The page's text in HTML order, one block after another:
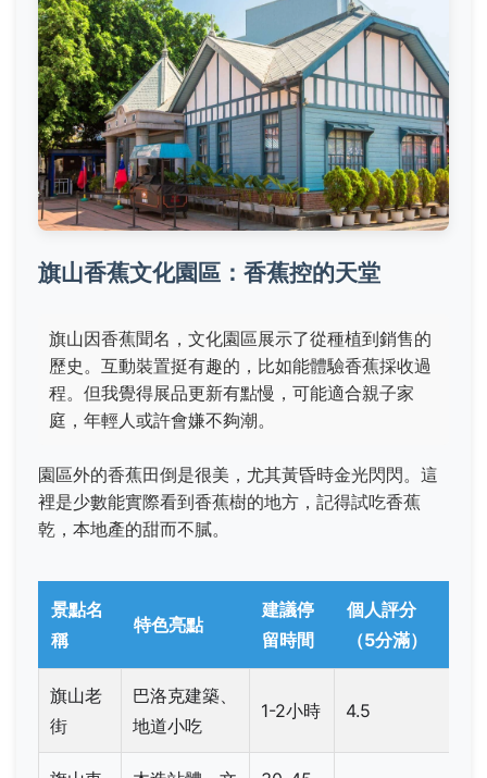
旗山香蕉文化園區：香蕉控的天堂
旗山因香蕉聞名，文化園區展示了從種植到銷售的
歷史。互動裝置挺有趣的，比如能體驗香蕉採收過
程。但我覺得展品更新有點慢，可能適合親子家
庭，年輕人或許會嫌不夠潮。
園區外的香蕉田倒是很美，尤其黃昏時金光閃閃。這
裡是少數能實際看到香蕉樹的地方，記得試吃香蕉
乾，本地產的甜而不膩。
景點名
稱
特色亮點
建議停
留時間
個人評分
（5分滿）
旗山老
街
巴洛克建築、
地道小吃
1-2小時 4.5